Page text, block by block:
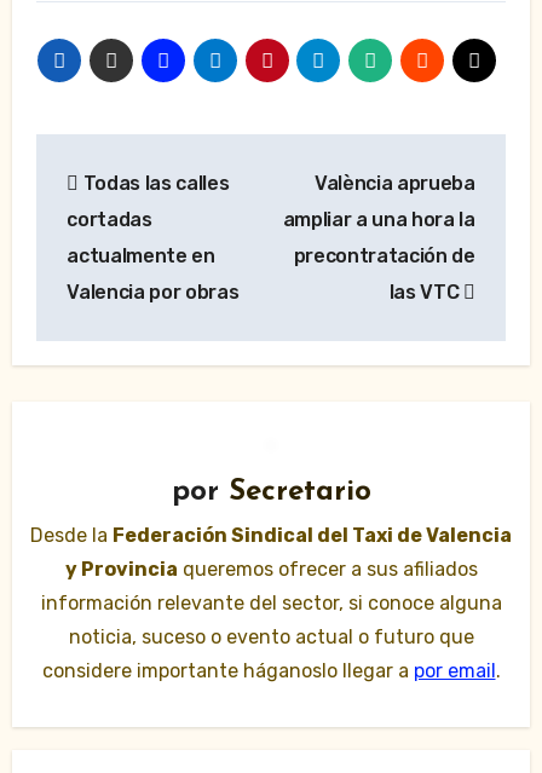
de
entradas
Todas las calles
cortadas
actualmente en
Valencia por obras
València aprueba
ampliar a una hora la
precontratación de
las VTC
por Secretario
Desde la Federación Sindical del Taxi de Valencia
y Provincia queremos ofrecer a sus afiliados
información relevante del sector, si conoce alguna
noticia, suceso o evento actual o futuro que
considere importante háganoslo llegar a por email .